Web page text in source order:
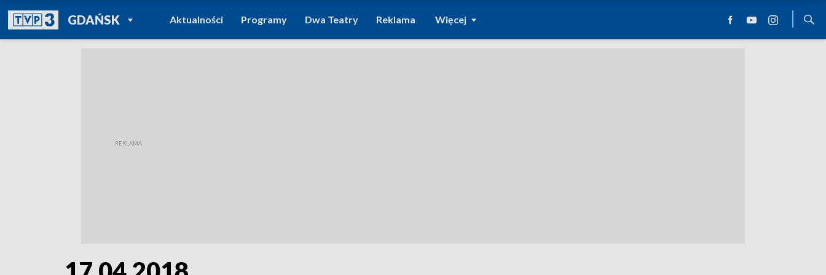
GDAŃSKPOWRÓT DO
TVP REGIONY
Aktualności Programy Dwa Teatry Reklama Więcej